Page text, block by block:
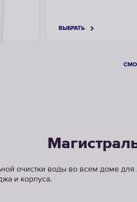
ВЫБРАТЬ
очистки воды во всем доме
и корпуса.